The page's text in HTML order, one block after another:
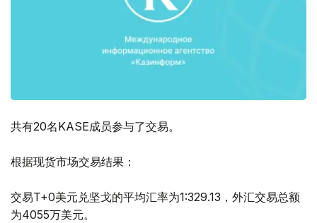
共有20名KASE成员参与了交易。
根据现货市场交易结果：
交易T+0美元兑坚戈的平均汇率为1:329.13，外汇交易总额
为4055万美元。